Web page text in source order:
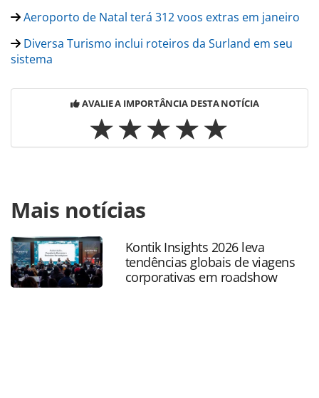
Aeroporto de Natal terá 312 voos extras em janeiro
Diversa Turismo inclui roteiros da Surland em seu
sistema
AVALIE A IMPORTÂNCIA DESTA NOTÍCIA
https://www.panrotas.com.br/mercado/agencias-de-
viagens/2021/01/decolar-reforca-area-de-sourcing-e-
segue-contratando_178954.html ou as ferramentas
oferecidas na página. Todo o conteúdo produzido pela
PANROTAS Editora é protegido pela legislação brasileira
sobre direito autoral. Não reproduza o conteúdo sem
Mais notícias
Kontik Insights 2026 leva
tendências globais de viagens
corporativas em roadshow